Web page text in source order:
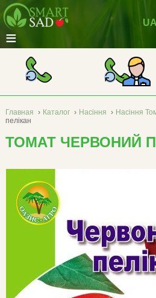
≡
UA
Главная › Каталог › Насіння › Насіння
пелікан
ТОМАТ ЧЕРВОНИЙ